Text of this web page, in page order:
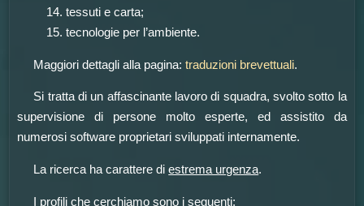
tessuti e carta;
tecnologie per l’ambiente.
Maggiori dettagli alla pagina:traduzioni brevettuali.
Si tratta di un affascinante lavoro di squadra, svolto sotto la
supervisione di persone molto esperte, ed assistito da
numerosi software proprietari sviluppati internamente.
La ricerca ha carattere diestrema urgenza.
I profili che cerchiamo sono i seguenti: